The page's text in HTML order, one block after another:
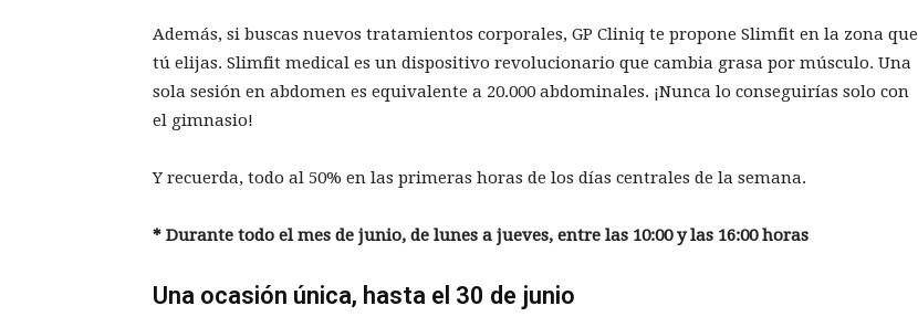
Además, si buscas nuevos tratamientos corporales, GP Cliniq te propone Slimfit en la zona que
tú elijas. Slimfit medical es un dispositivo revolucionario que cambia grasa por músculo. Una
sola sesión en abdomen es equivalente a 20.000 abdominales. ¡Nunca lo conseguirías solo con
el gimnasio!
Y recuerda, todo al 50% en las primeras horas de los días centrales de la semana.
* Durante todo el mes de junio, de lunes a jueves, entre las 10:00 y las 16:00 horas
Una ocasión única, hasta el 30 de junio